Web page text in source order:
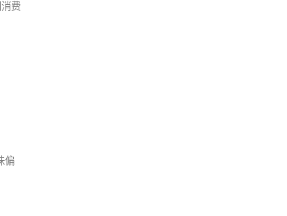
费
偏